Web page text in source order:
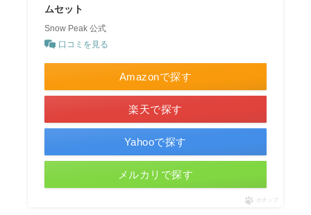
ムセット
Snow Peak 公式
口コミを見る
Amazonで探す
楽天で探す
Yahooで探す
メルカリで探す
ポチップ